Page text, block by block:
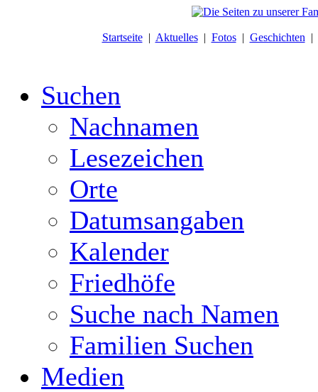
Startseite| Aktuelles| Fotos| Geschichten |
Suchen
Nachnamen
Lesezeichen
Orte
Datumsangaben
Kalender
Friedhöfe
Suche nach Namen
Familien Suchen
Medien